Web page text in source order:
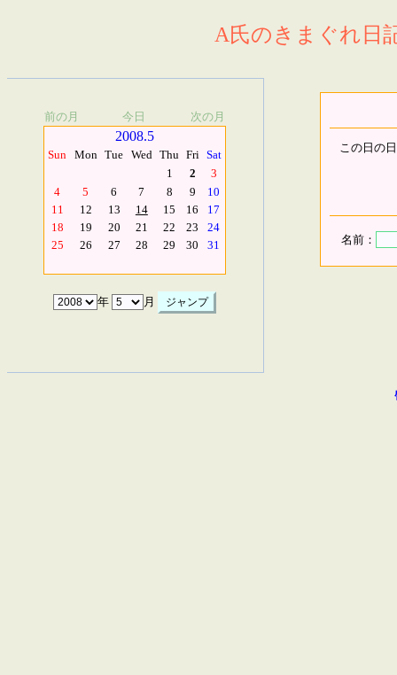
A氏のきまぐれ日
前の月 今日 次の月
2008.5
Sun Mon Tue Wed Thu Fri Sat
1
2
3
4
5 6 7 8 9
10
11
12 13 14 15 16
17
18
19 20 21 22 23
24
25
26 27 28 29 30 31
年 月
この日の
名前：